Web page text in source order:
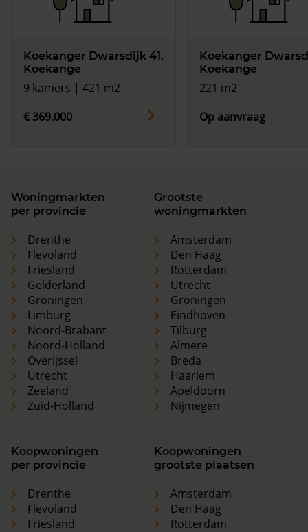
Koekanger Dwarsdijk 41,
Koekange
9 kamers | 421 m2
€ 369.000
Koekanger
Koekange
221 m2
Op aanvraag
Woningmarkten
per provincie
Drenthe
Flevoland
Friesland
Gelderland
Groningen
Limburg
Noord-Brabant
Noord-Holland
Overijssel
Utrecht
Zeeland
Zuid-Holland
Grootste
woningmarkten
Amsterdam
Den Haag
Rotterdam
Utrecht
Groningen
Eindhoven
Tilburg
Almere
Breda
Haarlem
Apeldoorn
Nijmegen
Koopwoningen
per provincie
Drenthe
Flevoland
Friesland
Koopwoningen
grootste plaatsen
Amsterdam
Den Haag
Rotterdam